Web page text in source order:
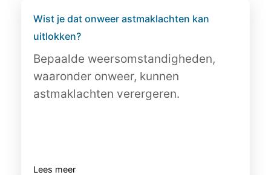
Wist je dat onweer astmaklachten kan
uitlokken?
Bepaalde weersomstandigheden,
waaronder onweer, kunnen
astmaklachten verergeren.
Lees meer